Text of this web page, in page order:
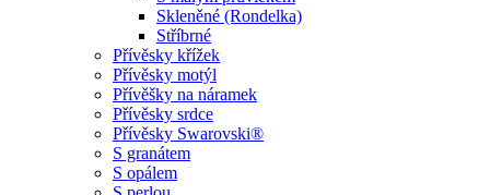
Skleněné (Rondelka)
Stříbrné
Přívěsky křížek
Přívěsky motýl
Přívěšky na náramek
Přívěsky srdce
Přívěsky Swarovski®
S granátem
S opálem